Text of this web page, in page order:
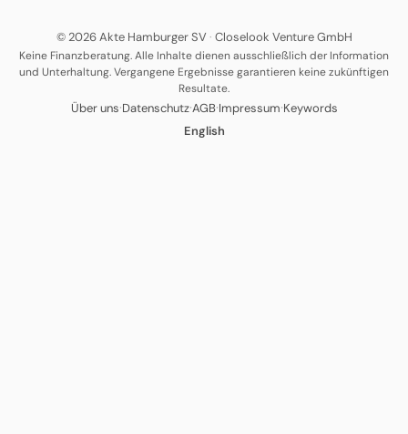
© 2026 Akte Hamburger SV· Closelook Venture GmbH
Keine Finanzberatung. Alle Inhalte dienen ausschließlich der Information
und Unterhaltung. Vergangene Ergebnisse garantieren keine zukünftigen
Resultate.
Über uns·Datenschutz·AGB·Impressum·Keywords
English